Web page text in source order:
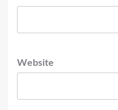
Website